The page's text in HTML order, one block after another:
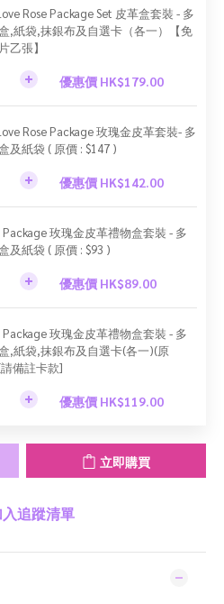
Rose Package Set 皮革盒套裝 - 多
,紙袋,抹銀布及自選卡（各一）【免
乙張】
優惠價 HK$179.00
Rose Package 玫瑰金皮革套裝- 多
及紙袋 ( 原價 : $147 )
優惠價 HK$142.00
Package 玫瑰金皮革禮物盒套裝 - 多
及紙袋 ( 原價 : $93 )
優惠價 HK$89.00
Package 玫瑰金皮革禮物盒套裝 - 多
,紙袋,抹銀布及自選卡(各一)(原
備註卡款]
優惠價 HK$119.00
立即購買
入追蹤清單